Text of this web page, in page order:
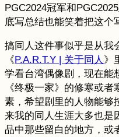
PGC2024冠军和
底写总结也能笑着把这个
搞同人这件事似乎是从我
《P.A.R.T.Y | 关于同人 》
学看台湾偶像剧，现在能
《终极一家》的修寒或
素，希望剧里的人物能够
来我的同人生涯大多也是
品中那些留白的地方，或